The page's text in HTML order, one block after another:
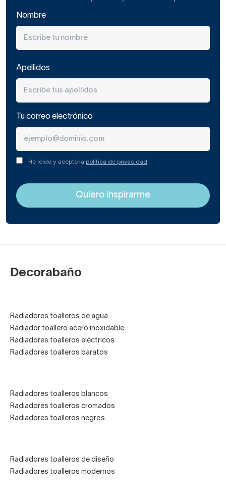
este tipo de radiadores hidráulicos para secar toallas. Los
Por su circuito interior circulan
elevadas. Esto calienta rápidamente el aparato y, por
consiguiente, la habitación.
Un radiador hidráulico necesita, si no cuentas ya con ello,
de una válvula detentor y un purgador.
El detentor regula la salida del agua del radiador y
normalmente se sitúa en uno de sus extremos inferiores.
se hacen obras o reparaciones, por ejemplo.
El purgador del radiador toallero de acero inoxidable
permitirá vaciar el circuito del aire que se pueda haber
de frío.
Nombre
Apellidos
Tu correo electrónico
He leído y acepto la política de privacidad
Decorabaño
Radiadores toalleros de agua
Radiador toallero acero inoxidable
Radiadores toalleros eléctricos
Radiadores toalleros baratos
Radiadores toalleros blancos
Radiadores toalleros cromados
Radiadores toalleros negros
Radiadores toalleros de diseño
Radiadores toalleros modernos